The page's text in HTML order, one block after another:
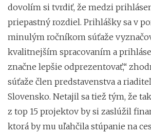
dovolím si tvrdiť, že medzi
priepastný rozdiel. Prihlášky sa v
minulým ročníkom súťaže
kvalitnejším spracovaním a
značne lepšie odprezentovať,“
súťaže člen predstavenstva a
Slovensko. Netajil sa tiež tým, že
z top 15 projektov by si zaslúžil
ktorá by mu uľahčila stúpanie na